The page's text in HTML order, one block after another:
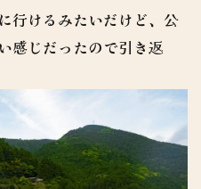
行けるみたいだけど、公
感じだったので引き返